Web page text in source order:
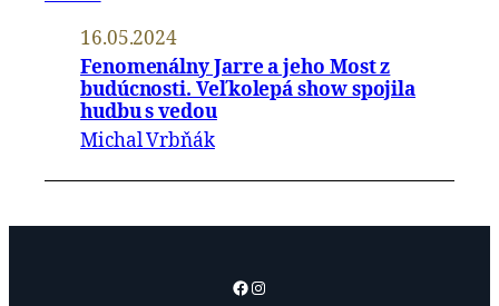
16.05.2024
Fenomenálny Jarre a jeho Most z
budúcnosti. Veľkolepá show spojila
hudbu s vedou
Michal Vrbňák
Facebook
Instagram